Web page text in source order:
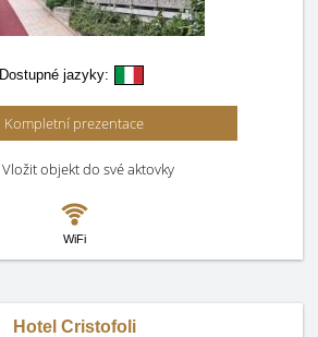
Dostupné jazyky:
Kompletní prezentace
Vložit objekt do své aktovky
WiFi
Hotel Cristofoli